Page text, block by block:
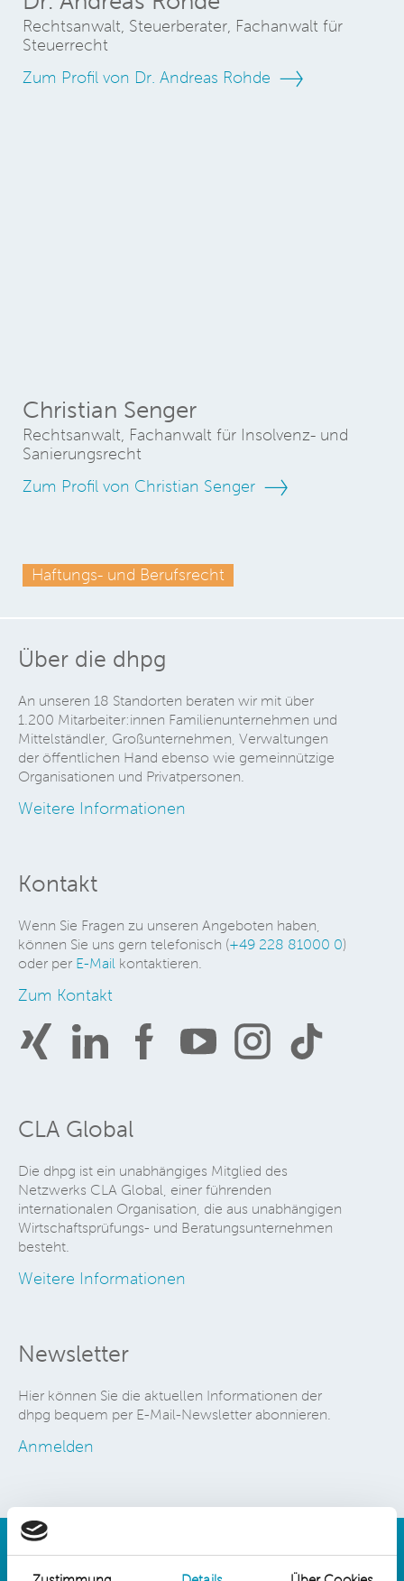
Rechtsanwalt, Steuerberater, Fachanwalt für
Steuerrecht
Zum Profil von Dr. Andreas Rohde
Christian Senger
Rechtsanwalt, Fachanwalt für Insolvenz- und
Sanierungsrecht
Zum Profil von Christian Senger
Haftungs- und Berufsrecht
Über die dhpg
An unseren 18 Standorten beraten wir mit über
1.200 Mitarbeiter:innen Familienunternehmen und
Mittelständler, Großunternehmen, Verwaltungen
der öffentlichen Hand ebenso wie gemeinnützige
Organisationen und Privatpersonen.
Weitere Informationen
Kontakt
Wenn Sie Fragen zu unseren Angeboten haben,
können Sie uns gern telefonisch (+49 228 81000 0)
oder per E-Mail kontaktieren.
Zum Kontakt
CLA Global
Die dhpg ist ein unabhängiges Mitglied des
Netzwerks CLA Global, einer führenden
internationalen Organisation, die aus unabhängigen
Wirtschaftsprüfungs- und Beratungsunternehmen
besteht.
Weitere Informationen
Newsletter
Hier können Sie die aktuellen Informationen der
dhpg bequem per E-Mail-Newsletter abonnieren.
Anmelden